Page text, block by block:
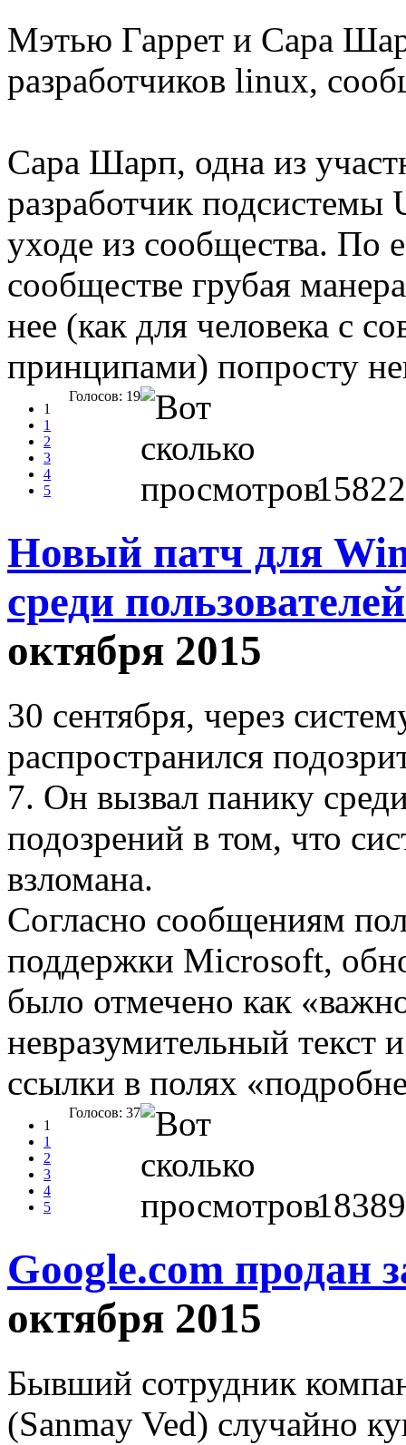
Мэтью Гаррет и Сара
разработчиков linux,
Сара Шарп, одна из
разработчик подсистемы
уходе из сообщества. По
сообществе грубая
нее (как для человека с
принципами) попросту
1
1
2
3
4
5
Голосов: 19
15822
Новый патч для
среди
октября 2015
30 сентября, через
распространился
7. Он вызвал панику
подозрений в том, что
взломана.
Согласно сообщениям
поддержки Microsoft,
было отмечено как
невразумительный текст
ссылки в полях
1
1
2
3
4
5
Голосов: 37
18389
Google.com продан
октября 2015
Бывший сотрудник
(Sanmay Ved) случайно